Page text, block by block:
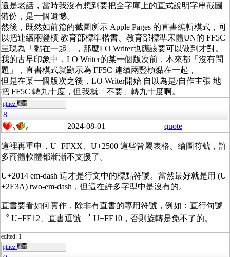
還是老話，當時我沒有想到要把全字庫上的直式說明字串截圖
備份，是一個遺憾。
然後，既然如前篇的截圖所示 Apple Pages 的直書編輯模式，可
以把連續兩豎槓 教育部標準楷書、教育部標準宋體UN的 FF5C
呈現為「黏在一起」，那麼LO Writer也應該要可以做到才對。
我的古早印象中，LO Writer的某一個版次前，本來都「沒有問
題」，直書模式就顯示為 FF5C 連續兩豎槓黏在一起，
但是在某一個版次之後，LO Writer開始 自以為是/自作主張 地
把 FF5C 轉九十度，但我就「不要」轉九十度啊。
qtnez
8
0 0 2024-08-01 quote
這裡再重申，U+FFXX、U+2500 這些皆屬表格、繪圖符號，許
多商體軟體都漸漸不支援了。
U+2014 em-dash 這才是行文中的標點符號。當然最好就是用 (U
+2E3A) two-em-dash，但這在許多字型中是沒有的。
直書要看如何實作，除非有直書的專用符號，例如：直行句號
︒ U+FE12、直書逗號 ︐ U+FE10，否則旋轉是免不了的。
edited: 1
qtnez